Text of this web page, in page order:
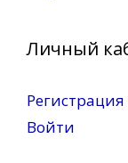
Личный
Регистрация
Войти